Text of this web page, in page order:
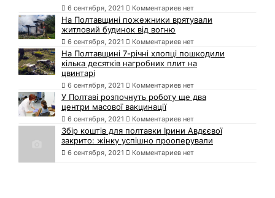
6 сентября, 2021 Комментариев нет
На Полтавщині пожежники врятували
житловий будинок від вогню
6 сентября, 2021 Комментариев нет
На Полтавщині 7-річні хлопці пошкодили
кілька десятків нагробних плит на
цвинтарі
6 сентября, 2021 Комментариев нет
У Полтаві розпочнуть роботу ще два
центри масової вакцинації
6 сентября, 2021 Комментариев нет
Збір коштів для полтавки Ірини Авдєєвої
закрито: жінку успішно прооперували
6 сентября, 2021 Комментариев нет